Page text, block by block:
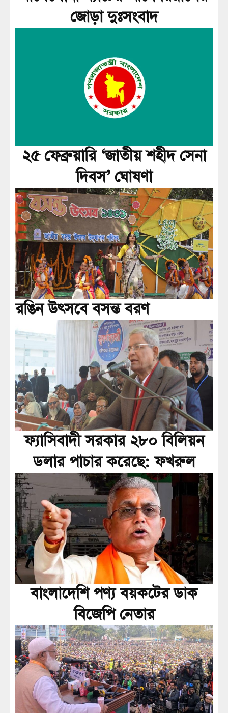
জোড়া দুঃসংবাদ
২৫ ফেব্রুয়ারি ‘জাতীয় শহীদ সেনা
দিবস’ ঘোষণা
রঙিন উৎসবে বসন্ত বরণ
ফ্যাসিবাদী সরকার ২৮০ বিলিয়ন
ডলার পাচার করেছে: ফখরুল
বাংলাদেশি পণ্য বয়কটের ডাক
বিজেপি নেতার